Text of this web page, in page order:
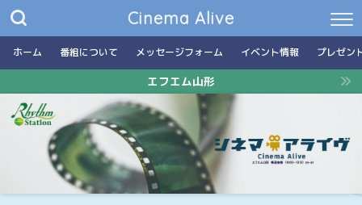
Cinema Alive
ホーム 番組について メッセージフォーム イベント情報 プレゼン
エフエム山形